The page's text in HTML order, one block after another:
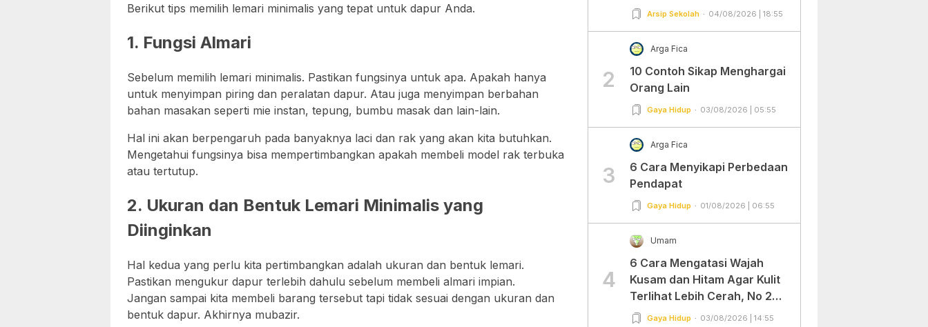
Berikut tips memilih lemari minimalis yang tepat untuk dapur Anda.
1. Fungsi Almari
Sebelum memilih lemari minimalis. Pastikan fungsinya untuk apa. Apakah hanya
untuk menyimpan piring dan peralatan dapur. Atau juga menyimpan berbahan
bahan masakan seperti mie instan, tepung, bumbu masak dan lain-lain.
Hal ini akan berpengaruh pada banyaknya laci dan rak yang akan kita butuhkan.
Mengetahui fungsinya bisa mempertimbangkan apakah membeli model rak terbuka
atau tertutup.
2. Ukuran dan Bentuk Lemari Minimalis yang
Diinginkan
Hal kedua yang perlu kita pertimbangkan adalah ukuran dan bentuk lemari.
Pastikan mengukur dapur terlebih dahulu sebelum membeli almari impian.
Jangan sampai kita membeli barang tersebut tapi tidak sesuai dengan ukuran dan
bentuk dapur. Akhirnya mubazir.
Arsip Sekolah 04/08/2026 | 18:55
2
Arga Fica
10 Contoh Sikap Menghargai
Orang Lain
Gaya Hidup 03/08/2026 | 05:55
3
Arga Fica
6 Cara Menyikapi Perbedaan
Pendapat
Gaya Hidup 01/08/2026 | 06:55
4
Umam
6 Cara Mengatasi Wajah
Kusam dan Hitam Agar Kulit
Terlihat Lebih Cerah, No 2
Gampang Banget dan Mudah
Gaya Hidup 03/08/2026 | 14:55